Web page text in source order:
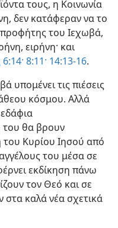
τους, η Κοινωνία
δεν κατάφεραν να το
του Ιεχωβά,
ειρήνη· και
8:11· 14:13-16.
υπομένει τις πιέσεις
κόσμου. Αλλά
του θα βρουν
Κυρίου Ιησού από
του μέσα σε
εκδίκηση πάνω
τον Θεό και σε
στα καλά νέα σχετικά